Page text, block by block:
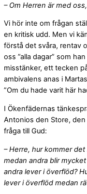
– Om Herren är med
Vi hör inte om frågan
en kritisk udd. Men vi
förstå det svåra, rentav
oss ”alla dagar” som
misstänker, ett tecken
ambivalens anas i
”Om du hade varit här
I Ökenfädernas
Antonios den Store,
fråga till Gud:
– Herre, hur kommer
medan andra blir
andra lever i överflöd?
lever i överflöd medan